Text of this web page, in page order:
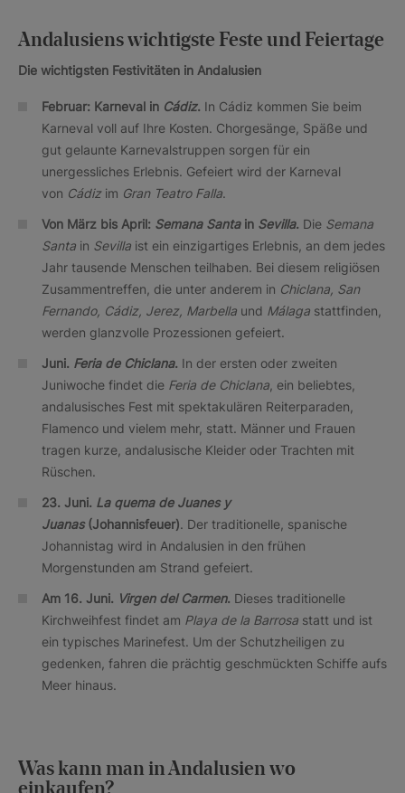
Andalusiens wichtigste Feste und Feiertage
Die wichtigsten Festivitäten in Andalusien
Februar: Karneval in Cádiz. In Cádiz kommen Sie beim
Karneval voll auf Ihre Kosten. Chorgesänge, Späße und
gut gelaunte Karnevalstruppen sorgen für ein
unergessliches Erlebnis. Gefeiert wird der Karneval
von Cádizim Gran Teatro Falla.
Von März bis April: Semana Santain Sevilla. Die Semana
Santa in Sevilla ist ein einzigartiges Erlebnis, an dem jedes
Jahr tausende Menschen teilhaben. Bei diesem religiösen
Zusammentreffen, die unter anderem in Chiclana, San
Fernando, Cádiz, Jerez, Marbella und Málaga stattfinden,
werden glanzvolle Prozessionen gefeiert.
Juni. Feria de Chiclana. In der ersten oder zweiten
Juniwoche findet die Feria de Chiclana , ein beliebtes,
andalusisches Fest mit spektakulären Reiterparaden,
Flamenco und vielem mehr, statt. Männer und Frauen
tragen kurze, andalusische Kleider oder Trachten mit
Rüschen.
23. Juni. La quema de Juanes y
Juanas(Johannisfeuer). Der traditionelle, spanische
Johannistag wird in Andalusien in den frühen
Morgenstunden am Strand gefeiert.
Am 16. Juni. Virgen del Carmen. Dieses traditionelle
Kirchweihfest findet am Playa de la Barrosa statt und ist
ein typisches Marinefest. Um der Schutzheiligen zu
gedenken, fahren die prächtig geschmückten Schiffe aufs
Meer hinaus.
Was kann man in Andalusien wo